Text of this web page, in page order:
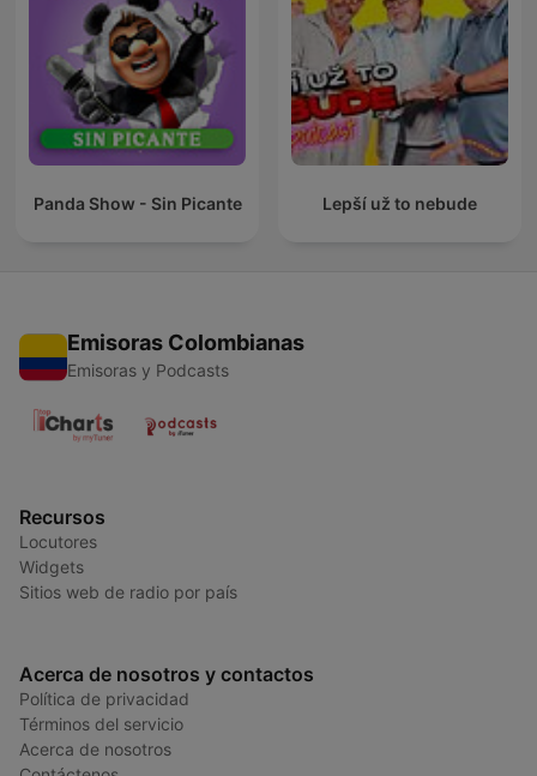
Panda Show - Sin Picante Lepší už to nebude
Emisoras Colombianas
Emisoras y Podcasts
Recursos
Locutores
Widgets
Sitios web de radio por país
Acerca de nosotros y contactos
Política de privacidad
Términos del servicio
Acerca de nosotros